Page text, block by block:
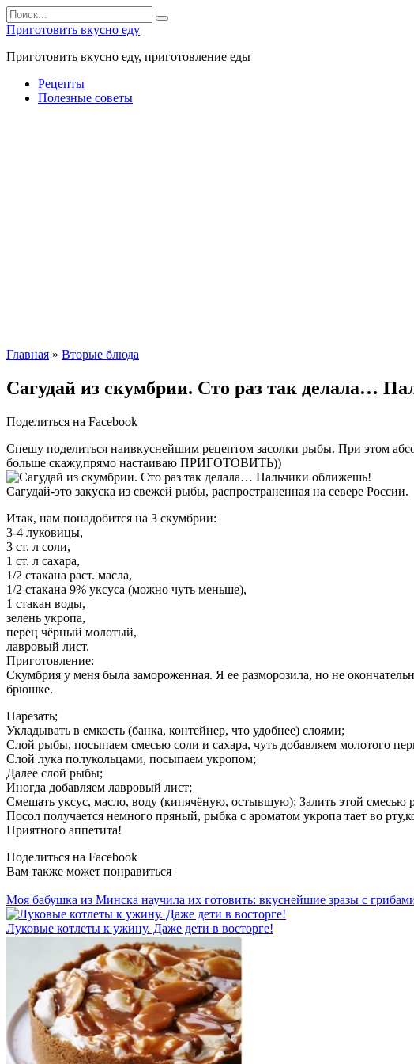
Перейти
к
контенту
Search
for:
Приготовить вкусно еду
Приготовить вкусно еду, приготовление еды
Рецепты
Полезные советы
Главная » Вторые блюда
Сагудай из скумбрии. Сто раз так делала…
Поделиться на Facebook
Спешу поделиться наивкуснейшим рецептом засолки рыбы. При этом
больше скажу,прямо настаиваю ПРИГОТОВИТЬ))
Сагудай-это закуска из свежей рыбы, распространенная на севере России.
Итак, нам понадобится на 3 скумбрии:
3-4 луковицы,
3 ст. л соли,
1 ст. л сахара,
1/2 стакана раст. масла,
1/2 стакана 9% уксуса (можно чуть меньше),
1 стакан воды,
зелень укропа,
перец чёрный молотый,
лавровый лист.
Приготовление:
Скумбрия у меня была замороженная. Я ее разморозила, но не
брюшке.
Нарезать;
Укладывать в емкость (банка, контейнер, что удобнее) слоями;
Слой рыбы, посыпаем смесью соли и сахара, чуть добавляем молотого
Слой лука полукольцами, посыпаем укропом;
Далее слой рыбы;
Иногда добавляем лавровый лист;
Смешать уксус, масло, воду (кипячёную, остывшую); Залить этой смесью
Посол получается немного пряный, рыбка с ароматом укропа тает во
Приятного аппетита!
Поделиться на Facebook
Вам также может понравиться
Моя бабушка из Минска научила их готовить: вкуснейшие зразы с
Луковые котлеты к ужину. Даже дети в восторге!